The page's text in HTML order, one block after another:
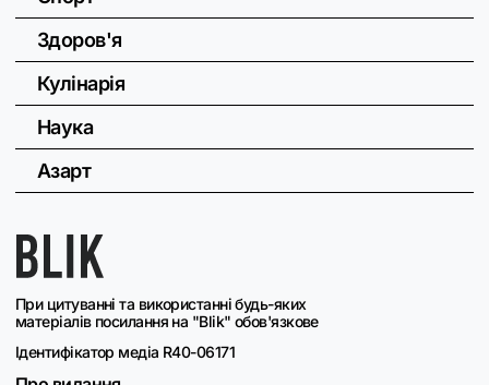
При цитуванні та використанні будь-яких
матеріалів посилання на "Blik" обов'язкове
Ідентифікатор медіа R40-06171
Здоров'я
Кулінарія
Наука
Азарт